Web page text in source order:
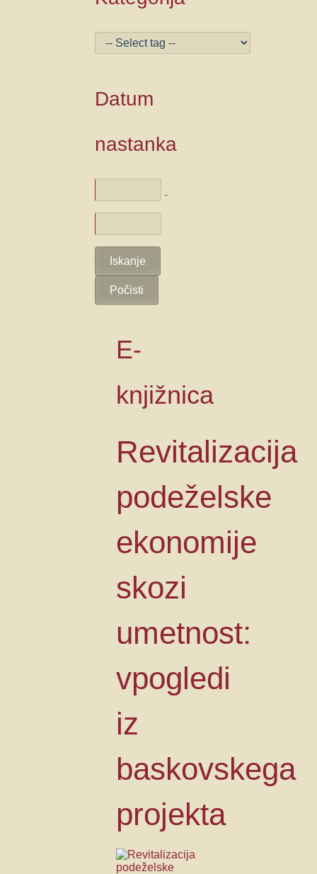
Datum
nastanka
-
E-
knjižnica
Revitalizacija
podeželske
ekonomije
skozi
umetnost:
vpogledi
iz
baskovskega
projekta